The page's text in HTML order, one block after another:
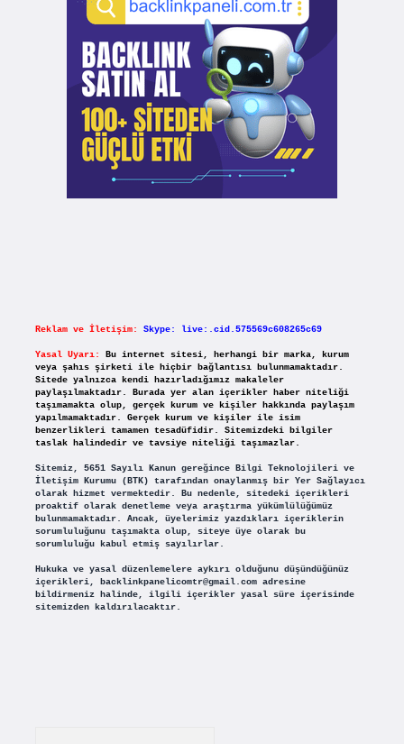
Reklam ve İletişim: Skype: live:.cid.575569c608265c69
Yasal Uyarı:
Bu internet sitesi, herhangi bir marka, kurum
veya şahıs şirketi ile hiçbir bağlantısı bulunmamaktadır.
Sitede yalnızca kendi hazırladığımız makaleler
paylaşılmaktadır. Burada yer alan içerikler haber niteliği
taşımamakta olup, gerçek kurum ve kişiler hakkında paylaşım
yapılmamaktadır. Gerçek kurum ve kişiler ile isim
benzerlikleri tamamen tesadüfidir. Sitemizdeki bilgiler
taslak halindedir ve tavsiye niteliği taşımazlar.
Sitemiz, 5651 Sayılı Kanun gereğince Bilgi Teknolojileri ve
İletişim Kurumu (BTK) tarafından onaylanmış bir Yer Sağlayıcı
olarak hizmet vermektedir. Bu nedenle, sitedeki içerikleri
proaktif olarak denetleme veya araştırma yükümlülüğümüz
bulunmamaktadır. Ancak, üyelerimiz yazdıkları içeriklerin
sorumluluğunu taşımakta olup, siteye üye olarak bu
sorumluluğu kabul etmiş sayılırlar.
Hukuka ve yasal düzenlemelere aykırı olduğunu düşündüğünüz
içerikleri, backlinkpanelicomtr@gmail.comadresine
bildirmeniz halinde, ilgili içerikler yasal süre içerisinde
sitemizden kaldırılacaktır.